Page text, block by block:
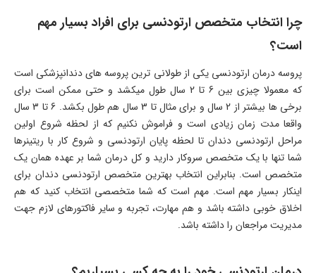
چرا انتخاب متخصص ارتودنسی برای افراد بسیار مهم
است؟
پروسه درمان ارتودنسی یکی از طولانی ترین پروسه های دندانپزشکی است
که معمولا چیزی بین 6 تا 2 سال طول میکشد و حتی ممکن است برای
برخی ها بیشتر از 2 سال و برای مثال تا 3 سال هم طول بکشد. 6 تا 3 سال
واقعا مدت زمان زیادی است و فراموش نکنیم که از لحظه شروع اولین
مراحل ارتودنسی دندان تا لحظه پایان ارتودنسی و شروع کار با ریتینرها
شما تنها با یک متخصص سروکار دارید و کل درمان شما بر عهده همان یک
متخصص است. بنابراین انتخاب بهترین متخصص ارتودنسی دندان برای
اینکار بسیار مهم است. مهم است که شما متخصصی انتخاب کنید که هم
اخلاق خوبی داشته باشد و هم مهارت، تجربه و سایر فاکتورهای لازم جهت
مدیریت مراجعان را داشته باشد.